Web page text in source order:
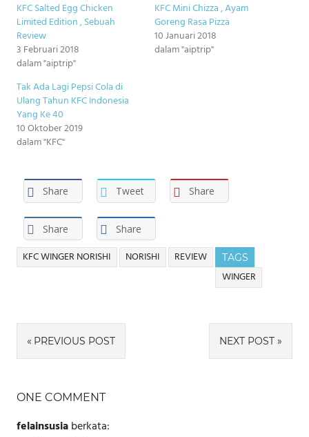
KFC Salted Egg Chicken
Limited Edition , Sebuah
Review
3 Februari 2018
dalam "aiptrip"
KFC Mini Chizza , Ayam
Goreng Rasa Pizza
10 Januari 2018
dalam "aiptrip"
Tak Ada Lagi Pepsi Cola di
Ulang Tahun KFC Indonesia
Yang Ke 40
10 Oktober 2019
dalam "KFC"
Share Tweet Share
Share Share
TAGS
KFC WINGER NORISHI NORISHI
REVIEW
WINGER
Navigasi
pos
PREVIOUS POST NEXT POST
ONE COMMENT
felainsusiaberkata: